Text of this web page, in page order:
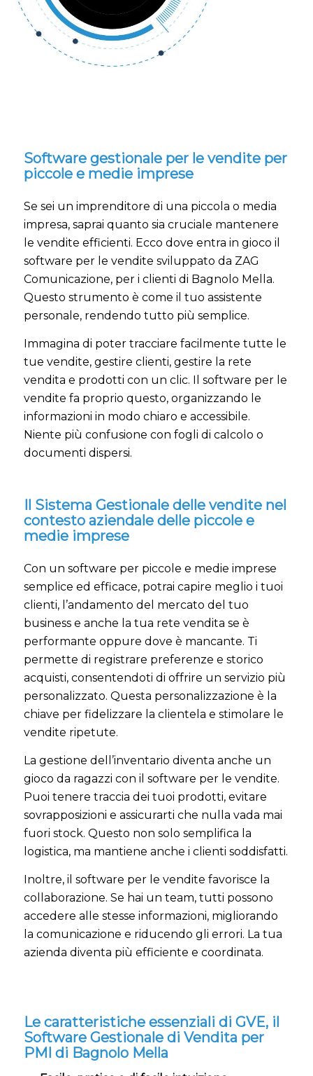
Software gestionale per le vendite per
piccole e medie imprese
Se sei un imprenditore di una piccola o media
impresa, saprai quanto sia cruciale mantenere
le vendite efficienti. Ecco dove entra in gioco il
software per le vendite sviluppato da ZAG
Comunicazione, per i clienti di Bagnolo Mella.
Questo strumento è come il tuo assistente
personale, rendendo tutto più semplice.
Immagina di poter tracciare facilmente tutte le
tue vendite, gestire clienti, gestire la rete
vendita e prodotti con un clic. Il software per le
vendite fa proprio questo, organizzando le
informazioni in modo chiaro e accessibile.
Niente più confusione con fogli di calcolo o
documenti dispersi.
Il Sistema Gestionale delle vendite nel
contesto aziendale delle piccole e
medie imprese
Con un software per piccole e medie imprese
semplice ed efficace, potrai capire meglio i tuoi
clienti, l’andamento del mercato del tuo
business e anche la tua rete vendita se è
performante oppure dove è mancante. Ti
permette di registrare preferenze e storico
acquisti, consentendoti di offrire un servizio più
personalizzato. Questa personalizzazione è la
chiave per fidelizzare la clientela e stimolare le
vendite ripetute.
La gestione dell’inventario diventa anche un
gioco da ragazzi con il software per le vendite.
Puoi tenere traccia dei tuoi prodotti, evitare
sovrapposizioni e assicurarti che nulla vada mai
fuori stock. Questo non solo semplifica la
logistica, ma mantiene anche i clienti soddisfatti.
Inoltre, il software per le vendite favorisce la
collaborazione. Se hai un team, tutti possono
accedere alle stesse informazioni, migliorando
la comunicazione e riducendo gli errori. La tua
azienda diventa più efficiente e coordinata.
Le caratteristiche essenziali di GVE, il
Software Gestionale di Vendita per
PMI di Bagnolo Mella